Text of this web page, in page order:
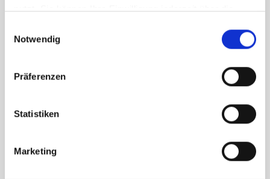
nutzt. Sie können Ihre Einwilligung jederzeit über die
Trigger Symbol ändern oder widerrufen
Informationen über Ihre geografische Lage
können
bestimmten Merkmalen (Fingerprinting) identifizieren
Erfahren Sie mehr darüber, wie Ihre persönlichen Daten
Notwendig
Präferenzen
Statistiken
Marketing